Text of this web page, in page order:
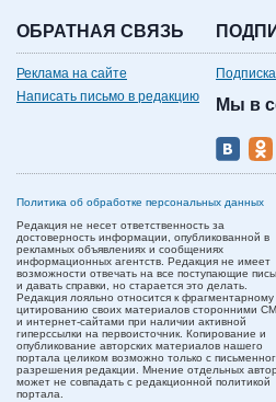
ОБРАТНАЯ СВЯЗЬ
Реклама на сайте
Написать письмо в редакцию
Мы в
Политика об обработке персональных данных
Редакция не несет ответственность за
достоверность информации, опубликованной в
рекламных объявлениях и сообщениях
информационных агентств. Редакция не имеет
возможности отвечать на все поступающие
и давать справки, но старается это делать.
Редакция лояльно относится к фрагментарному
цитированию своих материалов сторонними
и интернет-сайтами при наличии активной
гиперссылки на первоисточник. Копирование и
опубликование авторских материалов нашего
портала целиком возможно только с
разрешения редакции. Мнение отдельных
может не совпадать с редакционной политикой
портала.